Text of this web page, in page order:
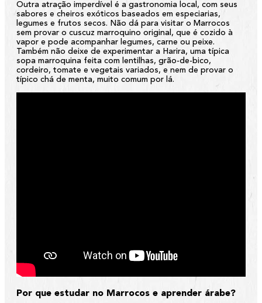
Outra atração imperdível é a gastronomia local, com seus
sabores e cheiros exóticos baseados em especiarias,
legumes e frutos secos. Não dá para visitar o Marrocos
sem provar o cuscuz marroquino original, que é cozido à
vapor e pode acompanhar legumes, carne ou peixe.
Também não deixe de experimentar a Harira, uma típica
sopa marroquina feita com lentilhas, grão-de-bico,
cordeiro, tomate e vegetais variados, e nem de provar o
típico chá de menta, muito comum por lá.
Por que estudar no Marrocos e aprender árabe?